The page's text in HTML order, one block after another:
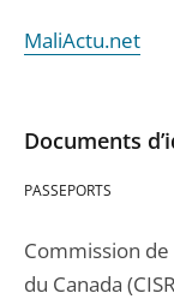
MaliActu.net
Documents
PASSEPORTS
Commission
du Canada